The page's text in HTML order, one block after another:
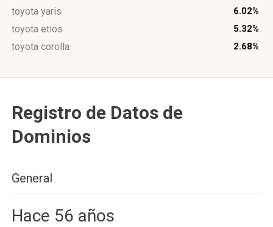
toyota yaris 6.02%
toyota etios 5.32%
toyota corolla 2.68%
Registro de Datos de
Dominios
General
Hace 56 años